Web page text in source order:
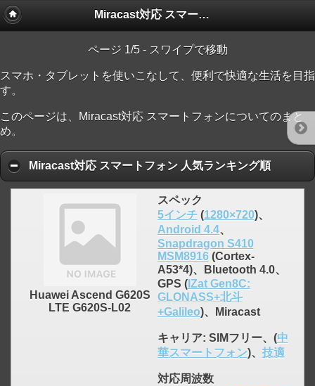
Miracast対応 スマートフォン
ページ 1/5 - スワイプで移動
スマホ・タブレットを使いこなして、便利で快適な生活を目指
す。
このページは、Miracast対応 スマートフォンについてのまと
め。
Miracast対応 スマートフォン 人気ランキング順
Huawei Ascend G620S
LTE G620S-L02
スペック
5インチ(1280×720)、
Android 4.4、
Snapdragon S410
MSM8916(Cortex-
A53*4)、Bluetooth 4.0、
GPS (IZat Gen8C:
GLONASS+北斗
+Galileo)、Miracast
キャリア: SIMフリー、(中
華スマートフォン)、 技適
対応周波数